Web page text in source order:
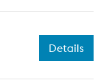
Details